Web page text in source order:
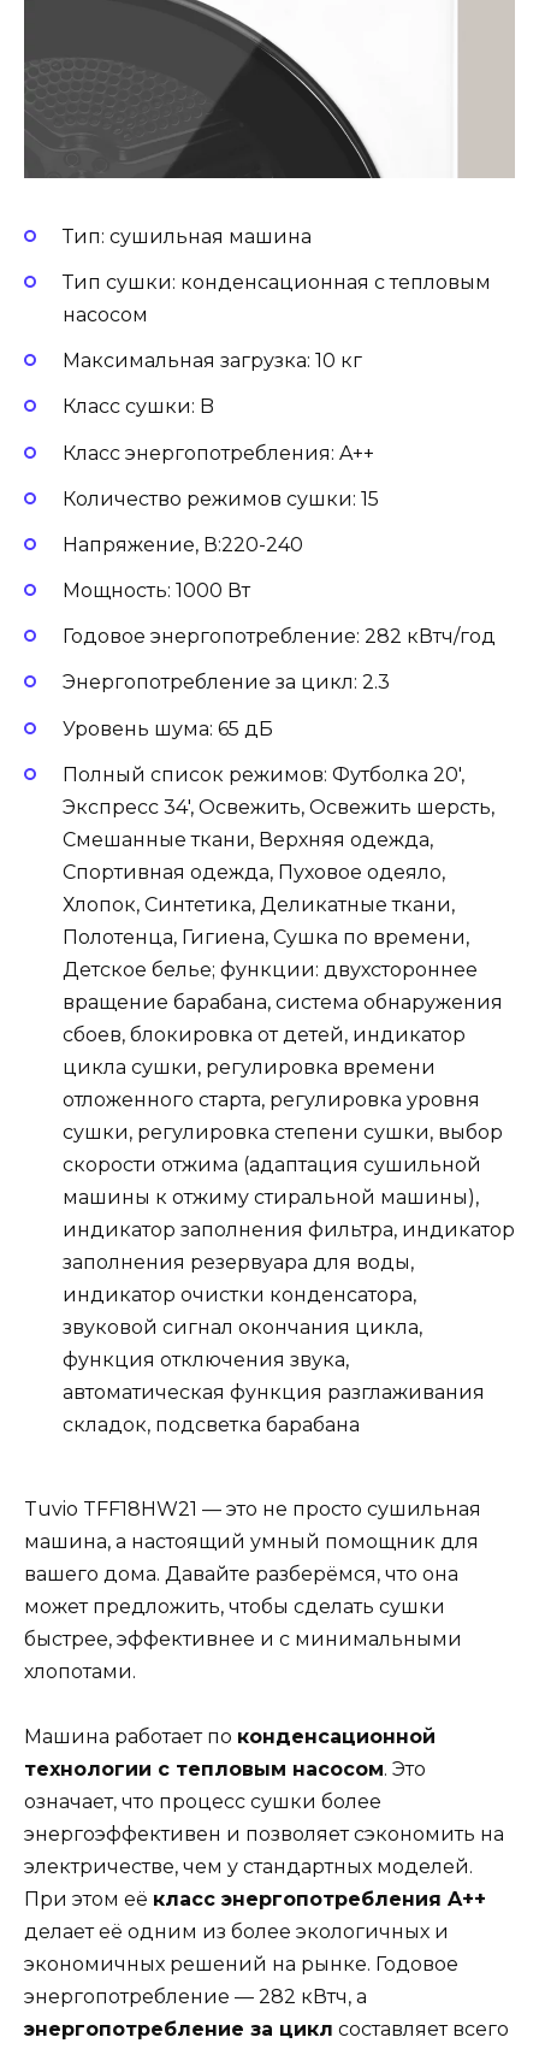
Тип: сушильная машина
Тип сушки: конденсационная с тепловым
насосом
Максимальная загрузка: 10 кг
Класс сушки: B
Класс энергопотребления: A++
Количество режимов сушки: 15
Напряжение, В:220-240
Мощность: 1000 Вт
Годовое энергопотребление: 282 кВтч/год
Энергопотребление за цикл: 2.3
Уровень шума: 65 дБ
Полный список режимов: Футболка 20′,
Экспресс 34′, Освежить, Освежить шерсть,
Смешанные ткани, Верхняя одежда,
Спортивная одежда, Пуховое одеяло,
Хлопок, Синтетика, Деликатные ткани,
Полотенца, Гигиена, Сушка по времени,
Детское белье; функции: двухстороннее
вращение барабана, система обнаружения
сбоев, блокировка от детей, индикатор
цикла сушки, регулировка времени
отложенного старта, регулировка уровня
сушки, регулировка степени сушки, выбор
скорости отжима (адаптация сушильной
машины к отжиму стиральной машины),
индикатор заполнения фильтра, индикатор
заполнения резервуара для воды,
индикатор очистки конденсатора,
звуковой сигнал окончания цикла,
функция отключения звука,
автоматическая функция разглаживания
складок, подсветка барабана
Tuvio TFF18HW21 — это не просто сушильная
машина, а настоящий умный помощник для
вашего дома. Давайте разберёмся, что она
может предложить, чтобы сделать сушки
быстрее, эффективнее и с минимальными
хлопотами.
Машина работает по конденсационной
технологии с тепловым насосом. Это
означает, что процесс сушки более
энергоэффективен и позволяет сэкономить на
электричестве, чем у стандартных моделей.
При этом её класс энергопотребления A++
делает её одним из более экологичных и
экономичных решений на рынке. Годовое
энергопотребление — 282 кВтч, а
энергопотребление за цикл составляет всего